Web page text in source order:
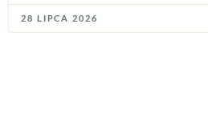
28 LIPCA 2026